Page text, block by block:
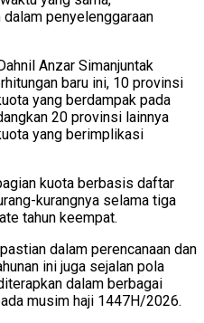
penyelenggaraan
Anzar Simanjuntak
baru ini, 10 provinsi
yang berdampak pada
20 provinsi lainnya
yang berimplikasi
kuota berbasis daftar
kurangnya selama tiga
tahun keempat.
dalam perencanaan dan
ini juga sejalan pola
dalam berbagai
musim haji 1447H/2026.